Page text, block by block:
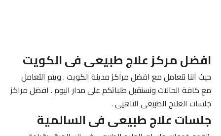
افضل مركز علاج طبيعى فى الكويت
حيث اننا نتعامل مع افضل مراكز مدينة الكويت . ويتم التعامل
مع كافة الحالات ونستقبل طلباتكم على مدار اليوم . افضل مراكز
جلسات العلاج الطبيعى التاهيى .
جلسات علاج طبيعى فى السالمية